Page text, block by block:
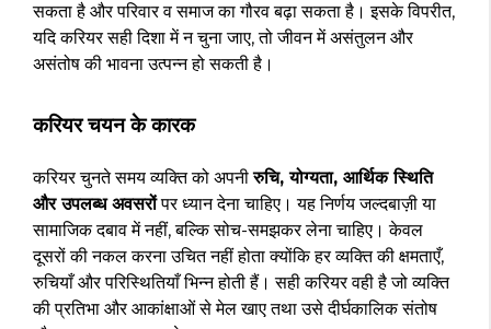
सकता है और परिवार व समाज का गौरव बढ़ा सकता है। इसके विपरीत,
यदि करियर सही दिशा में न चुना जाए, तो जीवन में असंतुलन और
असंतोष की भावना उत्पन्न हो सकती है।
करियर चयन के कारक
करियर चुनते समय व्यक्ति को अपनीरुचि, योग्यता, आर्थिक स्थिति
और उपलब्ध अवसरोंपर ध्यान देना चाहिए। यह निर्णय जल्दबाज़ी या
सामाजिक दबाव में नहीं, बल्कि सोच-समझकर लेना चाहिए। केवल
दूसरों की नकल करना उचित नहीं होता क्योंकि हर व्यक्ति की क्षमताएँ,
रुचियाँ और परिस्थितियाँ भिन्न होती हैं। सही करियर वही है जो व्यक्ति
की प्रतिभा और आकांक्षाओं से मेल खाए तथा उसे दीर्घकालिक संतोष